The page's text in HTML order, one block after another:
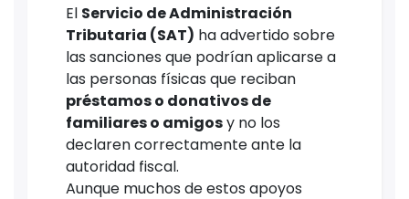
El Servicio de Administración
Tributaria (SAT) ha advertido sobre
las sanciones que podrían aplicarse a
las personas físicas que reciban
préstamos o donativos de
familiares o amigosy no los
declaren correctamente ante la
autoridad fiscal.
Aunque muchos de estos apoyos